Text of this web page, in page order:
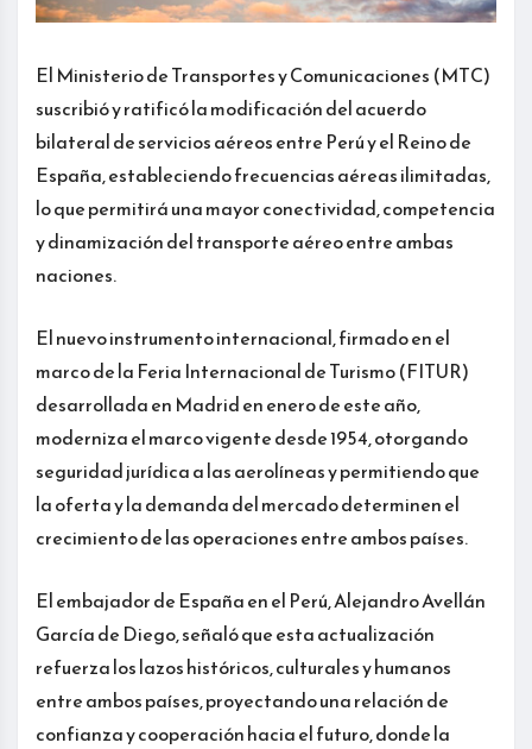
El Ministerio de Transportes y Comunicaciones (MTC)
suscribió y ratificó la modificación del acuerdo
bilateral de servicios aéreos entre Perú y el Reino de
España, estableciendo frecuencias aéreas ilimitadas,
lo que permitirá una mayor conectividad, competencia
y dinamización del transporte aéreo entre ambas
naciones.
El nuevo instrumento internacional, firmado en el
marco de la Feria Internacional de Turismo (FITUR)
desarrollada en Madrid en enero de este año,
moderniza el marco vigente desde 1954, otorgando
seguridad jurídica a las aerolíneas y permitiendo que
la oferta y la demanda del mercado determinen el
crecimiento de las operaciones entre ambos países.
El embajador de España en el Perú, Alejandro Avellán
García de Diego, señaló que esta actualización
refuerza los lazos históricos, culturales y humanos
entre ambos países, proyectando una relación de
confianza y cooperación hacia el futuro, donde la